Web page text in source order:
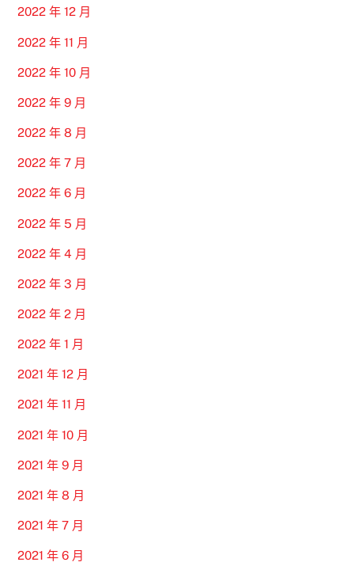
2022 年 12 月
2022 年 11 月
2022 年 10 月
2022 年 9 月
2022 年 8 月
2022 年 7 月
2022 年 6 月
2022 年 5 月
2022 年 4 月
2022 年 3 月
2022 年 2 月
2022 年 1 月
2021 年 12 月
2021 年 11 月
2021 年 10 月
2021 年 9 月
2021 年 8 月
2021 年 7 月
2021 年 6 月